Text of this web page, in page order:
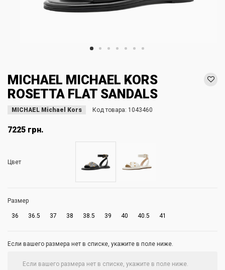
MICHAEL MICHAEL KORS
ROSETTA FLAT SANDALS
MICHAEL Michael Kors Код товара: 1043460
7225 грн.
Цвет
Размер
36 36.5 37 38 38.5 39 40 40.5 41
Если вашего размера нет в списке, укажите в поле ниже.